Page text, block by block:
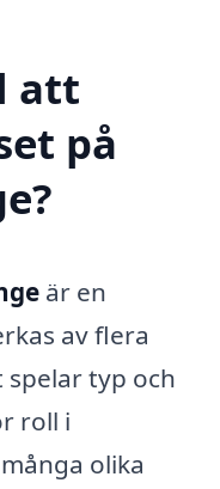
att
på
är en
av flera
typ och
roll i
olika